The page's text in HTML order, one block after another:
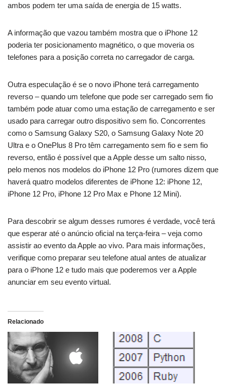
ambos podem ter uma saída de energia de 15 watts.
A informação que vazou também mostra que o iPhone 12
poderia ter posicionamento magnético, o que moveria os
telefones para a posição correta no carregador de carga.
Outra especulação é se o novo iPhone terá carregamento
reverso – quando um telefone que pode ser carregado sem fio
também pode atuar como uma estação de carregamento e ser
usado para carregar outro dispositivo sem fio. Concorrentes
como o Samsung Galaxy S20, o Samsung Galaxy Note 20
Ultra e o OnePlus 8 Pro têm carregamento sem fio e sem fio
reverso, então é possível que a Apple desse um salto nisso,
pelo menos nos modelos do iPhone 12 Pro (rumores dizem que
haverá quatro modelos diferentes de iPhone 12: iPhone 12,
iPhone 12 Pro, iPhone 12 Pro Max e Phone 12 Mini).
Para descobrir se algum desses rumores é verdade, você terá
que esperar até o anúncio oficial na terça-feira – veja como
assistir ao evento da Apple ao vivo. Para mais informações,
verifique como preparar seu telefone atual antes de atualizar
para o iPhone 12 e tudo mais que poderemos ver a Apple
anunciar em seu evento virtual.
Relacionado